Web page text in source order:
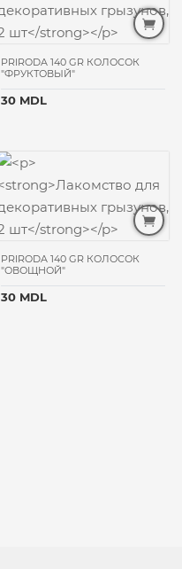
PRIRODA 140 GR КОЛОСОК
"ФРУКТОВЫЙ"
30 MDL
PRIRODA 140 GR КОЛОСОК
"ОВОЩНОЙ"
30 MDL